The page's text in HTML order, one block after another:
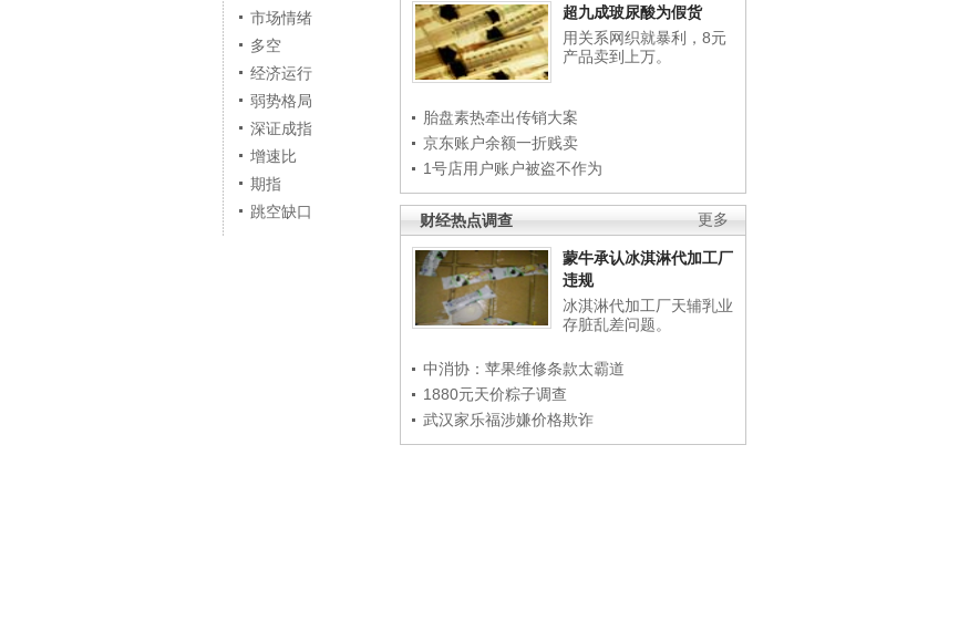
超九成玻尿酸为假货
用关系网织就暴利，8元
产品卖到上万。
胎盘素热牵出传销大案
京东账户余额一折贱卖
1号店用户账户被盗不作为
更多
财经热点调查
蒙牛承认冰淇淋代加工厂
违规
冰淇淋代加工厂天辅乳业
存脏乱差问题。
中消协：苹果维修条款太霸道
1880元天价粽子调查
武汉家乐福涉嫌价格欺诈
市场情绪
多空
经济运行
弱势格局
深证成指
增速比
期指
跳空缺口